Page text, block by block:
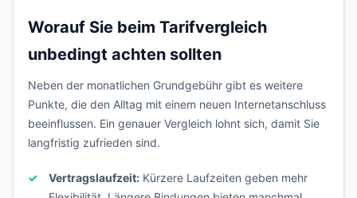
Worauf Sie beim Tarifvergleich
unbedingt achten sollten
Neben der monatlichen Grundgebühr gibt es weitere
Punkte, die den Alltag mit einem neuen Internetanschluss
beeinflussen. Ein genauer Vergleich lohnt sich, damit Sie
langfristig zufrieden sind.
Vertragslaufzeit: Kürzere Laufzeiten geben mehr